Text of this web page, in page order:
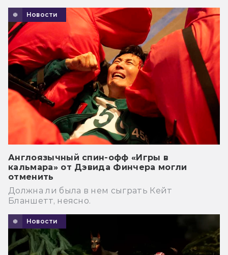
Новости
Англоязычный спин-офф «Игры в
кальмара» от Дэвида Финчера могли
отменить
Должна ли была в нем сыграть Кейт
Бланшетт, неясно.
Новости